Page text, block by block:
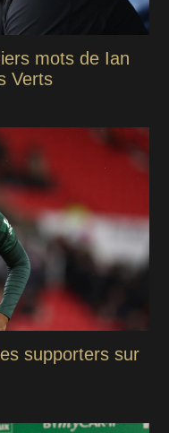
mots de Ian
Verts
supporters sur